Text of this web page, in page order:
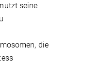
seine
die